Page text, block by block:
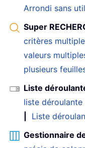
Arrondi sans
Super
critères
valeurs
plusieurs
Liste
liste déroulante
Liste
Gestionnaire